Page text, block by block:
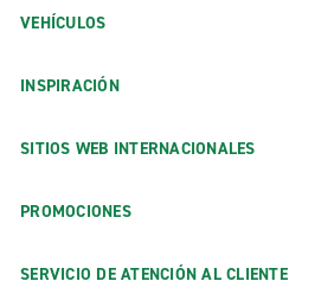
VEHÍCULOS
INSPIRACIÓN
SITIOS WEB INTERNACIONALES
PROMOCIONES
SERVICIO DE ATENCIÓN AL CLIENTE